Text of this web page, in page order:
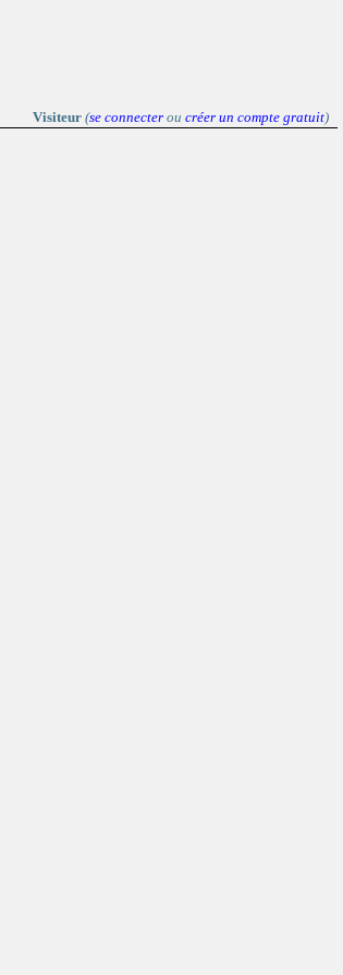
Visiteur(se connecterou créer un compte gratuit)